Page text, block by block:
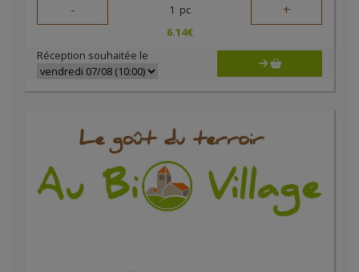
- 1 pc +
6.14€
Réception souhaitée le